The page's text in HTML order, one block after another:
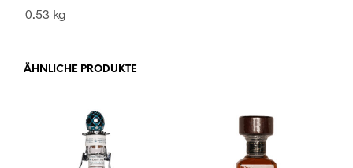
0.53 kg
ÄHNLICHE PRODUKTE